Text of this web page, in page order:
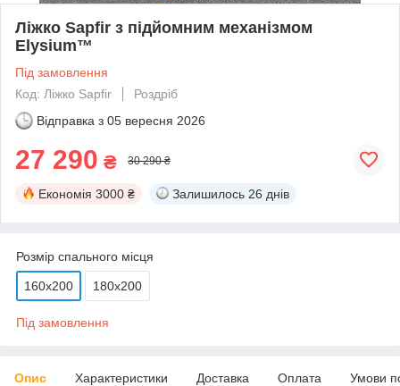
Ліжко Sapfir з підйомним механізмом
Elysium™
Під замовлення
Код: Ліжко Sapfir
Роздріб
Відправка з 05 вересня 2026
27 290 ₴ 30 290 ₴
Економія 3000 ₴ Залишилось 26 днів
Розмір спального місця
160х200 180х200
Під замовлення
Опис Характеристики Доставка Оплата Умови